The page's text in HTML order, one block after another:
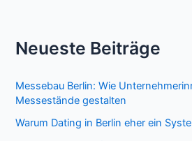
Neueste Beiträge
Messebau Berlin: Wie
Messestände gestalten
Warum Dating in Berlin eher ein